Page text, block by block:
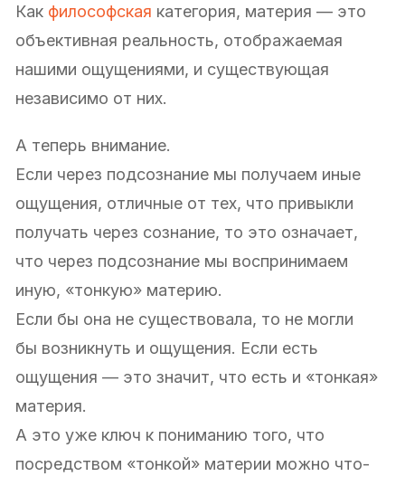
Как философская категория, материя — это
объективная реальность, отображаемая
нашими ощущениями, и существующая
независимо от них.
А теперь внимание.
Если через подсознание мы получаем иные
ощущения, отличные от тех, что привыкли
получать через сознание, то это означает,
что через подсознание мы воспринимаем
иную, «тонкую» материю.
Если бы она не существовала, то не могли
бы возникнуть и ощущения. Если есть
ощущения — это значит, что есть и «тонкая»
материя.
А это уже ключ к пониманию того, что
посредством «тонкой» материи можно что-